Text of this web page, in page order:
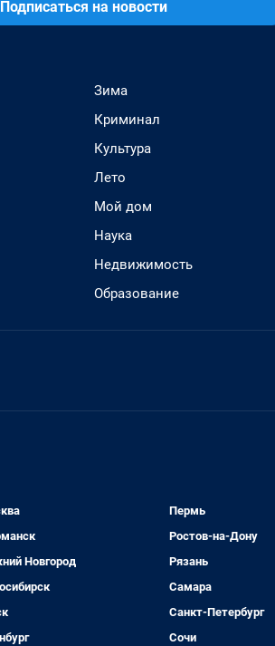
Подписаться на новости
Зима
Криминал
Культура
Лето
Мой дом
Наука
Недвижимость
Образование
Новгород
Пермь
Ростов-на-Дону
Рязань
Самара
Санкт-Петербург
Сочи